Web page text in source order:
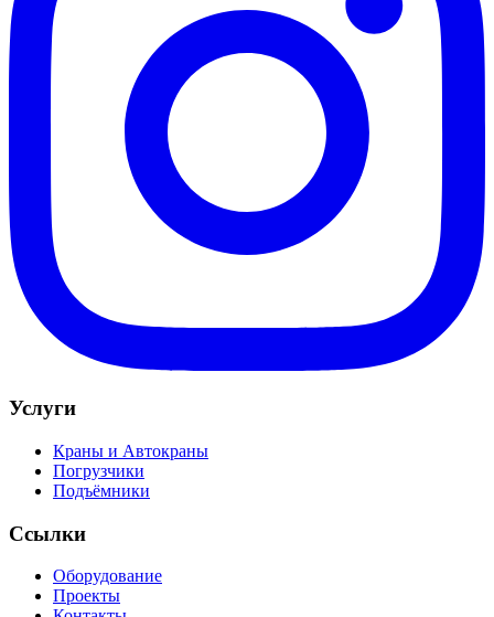
Услуги
Краны и Автокраны
Погрузчики
Подъёмники
Ссылки
Оборудование
Проекты